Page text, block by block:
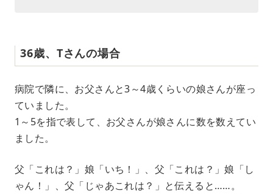
36歳、Tさんの場合
病院で隣に、お父さんと3～4歳くらいの娘さんが座っ
ていました。
1～5を指で表して、お父さんが娘さんに数を数えてい
ました。
父「これは？」娘「いち！」、父「これは？」娘「し
ゃん！」、父「じゃあこれは？」と伝えると……。